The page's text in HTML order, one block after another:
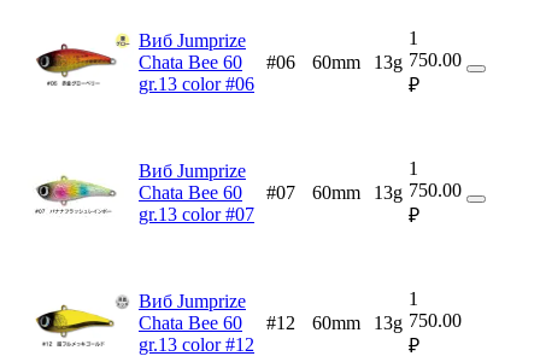
Виб Jumprize
Chata Bee 60
gr.13 color #06
#06 60mm 13g
1
750.00
₽
Виб Jumprize
Chata Bee 60
gr.13 color #07
#07 60mm 13g
1
750.00
₽
Виб Jumprize
Chata Bee 60
gr.13 color #12
#12 60mm 13g
1
750.00
₽